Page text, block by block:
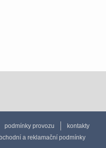
podmínky provozu
kontakty
a reklamační podmínky